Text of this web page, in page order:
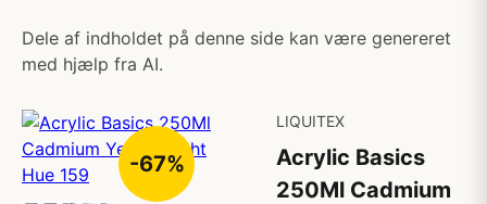
Dele af indholdet på denne side kan være genereret
med hjælp fra AI.
-67%
LIQUITEX
Acrylic Basics
250Ml Cadmium